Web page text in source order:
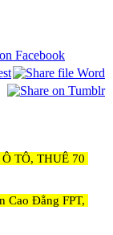
TÔ, THUÊ 70
Cao Đẳng FPT,